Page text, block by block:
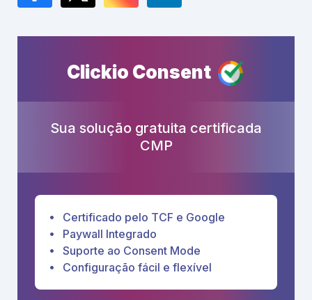
Clickio Consent
Sua solução gratuita certificada
CMP
Certificado pelo TCF e Google
Paywall Integrado
Suporte ao Consent Mode
Configuração fácil e flexível